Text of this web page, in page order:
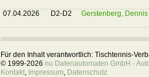
07.04.2026 D2-D2 Gerstenberg, Dennis
Für den Inhalt verantwortlich: Tischtennis-
© 1999-2026 nu Datenautomaten GmbH -
Kontakt, Impressum, Datenschutz